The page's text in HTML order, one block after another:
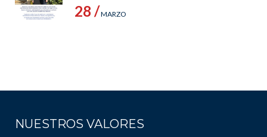
28 /MARZO
NUESTROS VALORES